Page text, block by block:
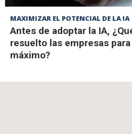
MAXIMIZAR EL POTENCIAL DE LA IA
Antes de adoptar la IA,
resuelto las empresas
máximo?